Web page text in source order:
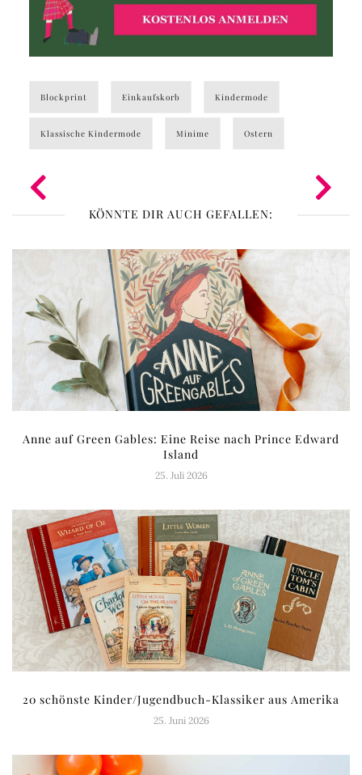
Blockprint Einkaufskorb Kindermode
Klassische Kindermode Minime Ostern
KÖNNTE DIR AUCH GEFALLEN:
Anne auf Green Gables: Eine Reise nach Prince Edward
Island
25. Juli 2026
20 schönste Kinder/Jugendbuch-Klassiker aus Amerika
25. Juni 2026